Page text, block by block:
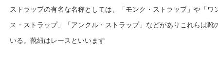
ストラップの有名な名称としては、「モンク・ストラップ」や「ワ
ス・ストラップ」「アンクル・ストラップ」などがありこれらは靴
いる。靴紐はレースといいます